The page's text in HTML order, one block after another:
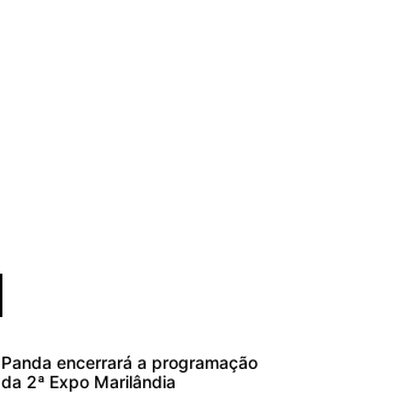
Panda encerrará a programação
da 2ª Expo Marilândia